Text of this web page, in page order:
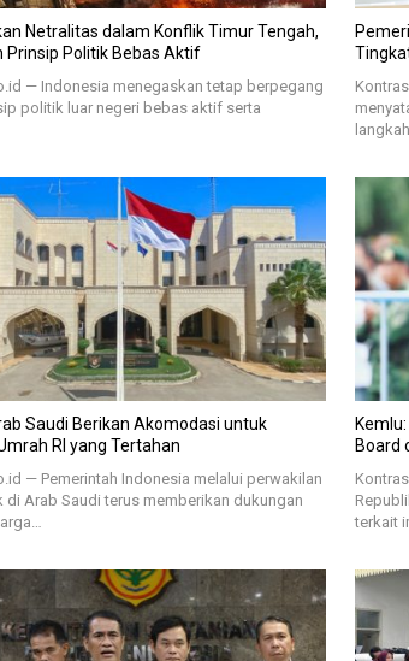
Netralitas dalam Konflik Timur Tengah,
Prinsip Politik Bebas Aktif
— Indonesia menegaskan tetap berpegang
politik luar negeri bebas aktif serta
Saudi Berikan Akomodasi untuk
RI yang Tertahan
— Pemerintah Indonesia melalui perwakilan
di Arab Saudi terus memberikan dukungan
Board
terkait